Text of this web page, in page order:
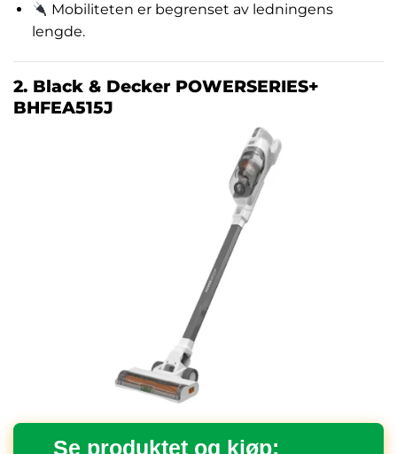
Mobiliteten er begrenset av ledningens
lengde.
2. Black & Decker POWERSERIES+
BHFEA515J
Se produktet og kjøp: